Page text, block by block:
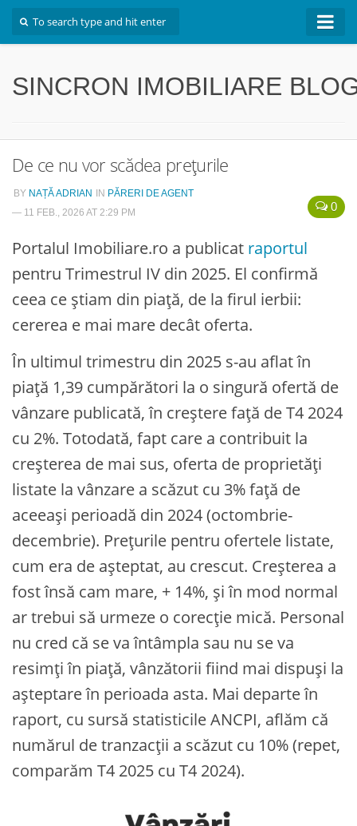
SINCRON IMOBILIARE
De ce nu vor scădea prețurile
0
BY NAȚĂ ADRIAN IN PĂRERI DE AGENT
— 11 FEB., 2026 AT 2:29 PM
Portalul Imobiliare.ro a publicat raportul
pentru Trimestrul IV din 2025. El confirmă
ceea ce știam din piață, de la firul ierbii:
cererea e mai mare decât oferta.
În ultimul trimestru din 2025 s-au aflat în
piață 1,39 cumpărători la o singură ofertă de
vânzare publicată, în creștere față de T4 2024
cu 2%. Totodată, fapt care a contribuit la
creșterea de mai sus, oferta de proprietăți
listate la vânzare a scăzut cu 3% față de
aceeași perioadă din 2024 (octombrie-
decembrie). Prețurile pentru ofertele listate,
cum era de așteptat, au crescut. Creșterea a
fost însă cam mare, + 14%, și în mod normal
ar trebui să urmeze o corecție mică. Personal
nu cred că se va întâmpla sau nu se va
resimți în piață, vânzătorii fiind mai dispuși la
așteptare în perioada asta. Mai departe în
raport, cu sursă statisticile ANCPI, aflăm că
numărul de tranzacții a scăzut cu 10% (repet,
comparăm T4 2025 cu T4 2024).